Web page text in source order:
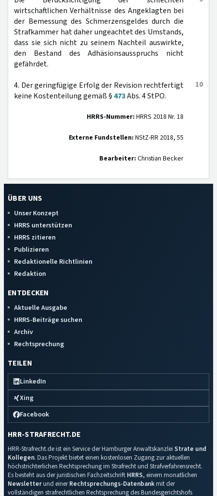
wirtschaftlichen Verhältnisse des Angeklagten bei
der Bemessung des Schmerzensgeldes durch die
Strafkammer hat daher ungeachtet des Umstands,
dass sie sich nicht zu seinem Nachteil auswirkte,
den Bestand des Adhäsionsausspruchs nicht
gefährdet.
10
4. Der geringfügige Erfolg der Revision rechtfertigt
keine Kostenteilung gemäß §473Abs. 4 StPO.
HRRS-Nummer: HRRS 2018 Nr. 18
Externe Fundstellen: NStZ-RR 2018, 55
Bearbeiter: Christian Becker
ÜBER UNS
Unser Konzept
HRRS unterstützen
HRRS zitieren
Publizieren
Redaktionelle Richtlinien
Redaktion
ENTDECKEN
Aktuelle Ausgabe
HRRS-Beiträge suchen
Archiv
Rechtsprechung
TEILEN
LinkedIn
Xing
Facebook
HRR-STRAFRECHT.DE
HRR-Strafrecht.de ist ein Service der Hamburger Anwaltskanzlei Strate und
Kollegen. Das Projekt bietet einen kostenlosen Zugang zur aktuellen
höchstrichterlichen Rechtsprechung im Strafrecht und Strafverfahrensrecht.
Es besteht aus der juristischen Fachzeitschrift HRRS, einem monatlichen
Newsletterund einerRechtsprechungs-Datenbankmit der
vollständigen strafrechtlichen Rechtsprechung des Bundesgerichtshofs